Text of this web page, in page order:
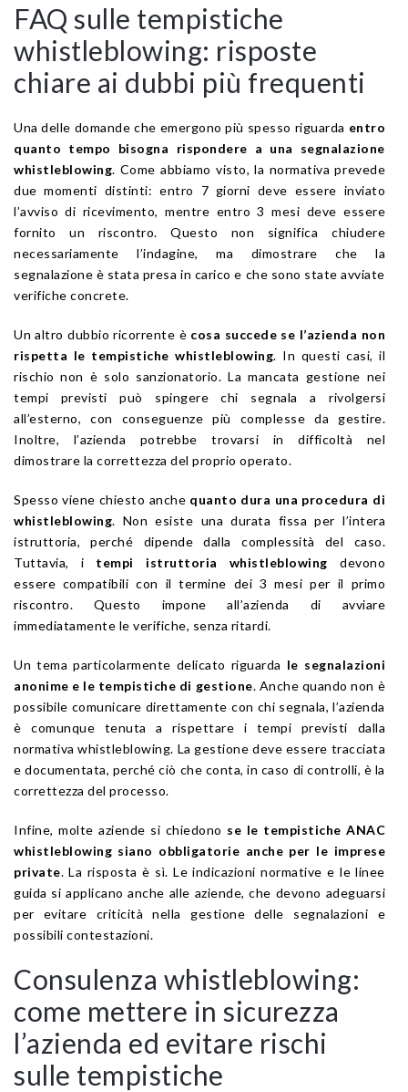
FAQ sulle tempistiche
whistleblowing: risposte
chiare ai dubbi più frequenti
Una delle domande che emergono più spesso riguarda entro
quanto tempo bisogna rispondere a una segnalazione
whistleblowing. Come abbiamo visto, la normativa prevede
due momenti distinti: entro 7 giorni deve essere inviato
l’avviso di ricevimento, mentre entro 3 mesi deve essere
fornito un riscontro. Questo non significa chiudere
necessariamente l’indagine, ma dimostrare che la
segnalazione è stata presa in carico e che sono state avviate
verifiche concrete.
Un altro dubbio ricorrente è cosa succede se l’azienda non
rispetta le tempistiche whistleblowing. In questi casi, il
rischio non è solo sanzionatorio. La mancata gestione nei
tempi previsti può spingere chi segnala a rivolgersi
all’esterno, con conseguenze più complesse da gestire.
Inoltre, l’azienda potrebbe trovarsi in difficoltà nel
dimostrare la correttezza del proprio operato.
Spesso viene chiesto anche quanto dura una procedura di
whistleblowing. Non esiste una durata fissa per l’intera
istruttoria, perché dipende dalla complessità del caso.
Tuttavia, i tempi istruttoria whistleblowing devono
essere compatibili con il termine dei 3 mesi per il primo
riscontro. Questo impone all’azienda di avviare
immediatamente le verifiche, senza ritardi.
Un tema particolarmente delicato riguarda le segnalazioni
anonime e le tempistiche di gestione. Anche quando non è
possibile comunicare direttamente con chi segnala, l’azienda
è comunque tenuta a rispettare i tempi previsti dalla
normativa whistleblowing. La gestione deve essere tracciata
e documentata, perché ciò che conta, in caso di controlli, è la
correttezza del processo.
Infine, molte aziende si chiedono se le tempistiche ANAC
whistleblowing siano obbligatorie anche per le imprese
private. La risposta è sì. Le indicazioni normative e le linee
guida si applicano anche alle aziende, che devono adeguarsi
per evitare criticità nella gestione delle segnalazioni e
possibili contestazioni.
Consulenza whistleblowing:
come mettere in sicurezza
l’azienda ed evitare rischi
sulle tempistiche